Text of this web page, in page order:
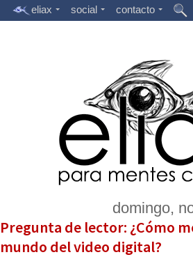
eliax social contacto
domingo,
Pregunta de lector: ¿Cómo
mundo del video digital?